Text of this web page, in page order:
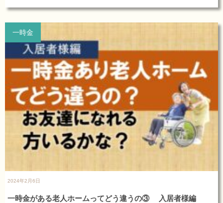
一時金
2024年2月6日
一時金がある老人ホームってどう違うの③ 入居者様編